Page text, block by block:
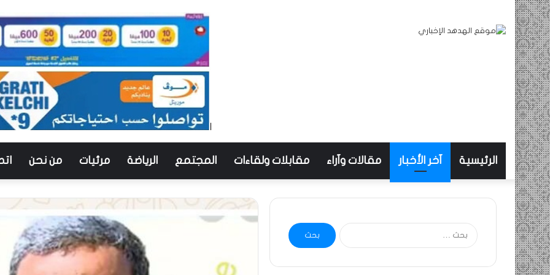
الرئيسية آخر الأخبار مقالات وآراء مقابلات ولقاءات المجتمع الرياضة مرئيات من نحن
البحث
عن: